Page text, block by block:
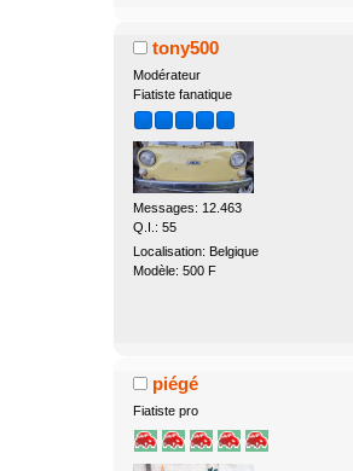
tony500
Modérateur
Fiatiste fanatique
Messages: 12.463
Q.I.: 55
Localisation: Belgique
Modèle: 500 F
piégé
Fiatiste pro